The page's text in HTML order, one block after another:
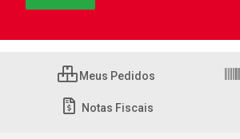
Meus Pedidos
Notas Fiscais